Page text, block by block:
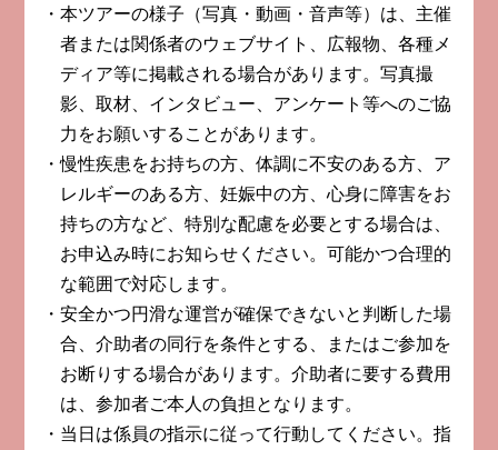
本ツアーの様子（写真・動画・音声等）は、主催
者または関係者のウェブサイト、広報物、各種メ
ディア等に掲載される場合があります。写真撮
影、取材、インタビュー、アンケート等へのご協
力をお願いすることがあります。
慢性疾患をお持ちの方、体調に不安のある方、ア
レルギーのある方、妊娠中の方、心身に障害をお
持ちの方など、特別な配慮を必要とする場合は、
お申込み時にお知らせください。可能かつ合理的
な範囲で対応します。
安全かつ円滑な運営が確保できないと判断した場
合、介助者の同行を条件とする、またはご参加を
お断りする場合があります。介助者に要する費用
は、参加者ご本人の負担となります。
当日は係員の指示に従って行動してください。指